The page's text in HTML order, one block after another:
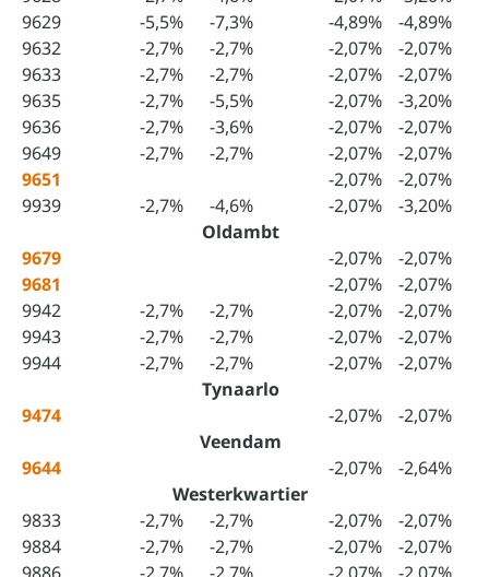
9629
-5,5% -7,3% -4,89%
-4,89%
9632
-2,7% -2,7% -2,07%
-2,07%
9633
-2,7% -2,7% -2,07%
-2,07%
9635
-2,7% -5,5% -2,07%
-3,20%
9636
-2,7% -3,6% -2,07%
-2,07%
9649
-2,7% -2,7% -2,07%
-2,07%
9651
-2,07%
-2,07%
9939
-2,7% -4,6% -2,07%
-3,20%
Oldambt
9679
-2,07%
-2,07%
9681
-2,07%
-2,07%
9942
-2,7% -2,7% -2,07%
-2,07%
9943
-2,7% -2,7% -2,07%
-2,07%
9944
-2,7% -2,7% -2,07%
-2,07%
Tynaarlo
9474
-2,07%
-2,07%
Veendam
9644
-2,07%
-2,64%
Westerkwartier
9833
-2,7% -2,7% -2,07%
-2,07%
9884
-2,7% -2,7% -2,07%
-2,07%
9886
-2,7% -2,7% -2,07%
-2,07%